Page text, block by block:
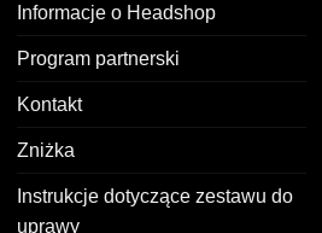
Informacje o Headshop
Program partnerski
Kontakt
Zniżka
Instrukcje dotyczące zestawu do
uprawy